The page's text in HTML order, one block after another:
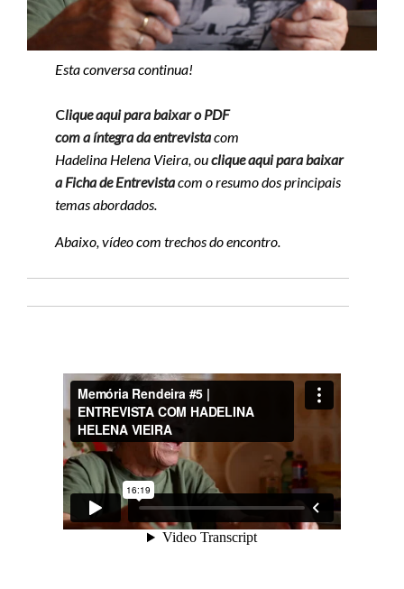
Esta conversa continua!
Clique aqui para baixar o PDF
com a íntegra da entrevistacom
Hadelina Helena Vieira ,ouclique aqui para baixar
a Ficha de Entrevistacom o resumo dos principais
temas abordados.
Abaixo, vídeo com trechos do encontro.